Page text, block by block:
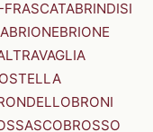
BRINDISI
BRIONEBRIONE
BRONI
BROSSO